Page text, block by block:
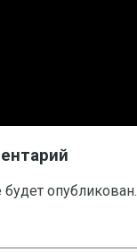
опубликован.